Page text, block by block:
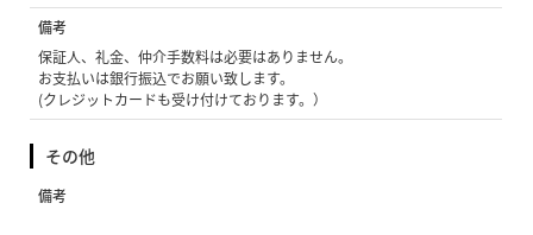
備考
保証人、礼金、仲介手数料は必要はありません。
お支払いは銀行振込でお願い致します。
(クレジットカードも受け付けております。）
その他
備考